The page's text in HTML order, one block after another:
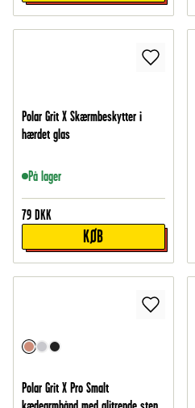
Polar Grit X Skærmbeskytter i
hærdet glas
På lager
79 DKK
KØB
Polar Grit X Pro Smalt